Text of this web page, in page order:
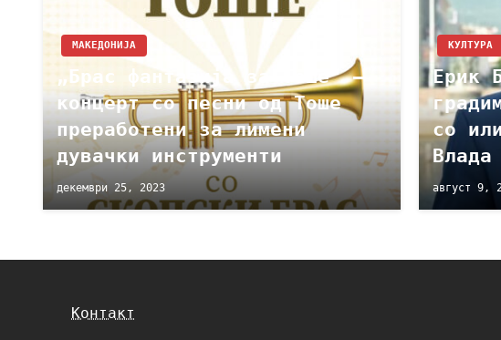
МАКЕДОНИЈА
„Брас фантазија за Тоше“ –
концерт со песни од Тоше
преработени за лимени
дувачки инструменти
декември 25, 2023
КУЛТУРА
Ерик
со
Влада
август 9,
Контакт